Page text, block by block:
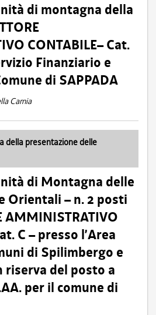
di montagna della
CONTABILE– Cat.
Finanziario e
di SAPPADA
Carnia
della presentazione delle
di Montagna delle
Orientali – n. 2 posti
AMMINISTRATIVO
C – presso l’Area
di Spilimbergo e
riserva del posto a
per il comune di